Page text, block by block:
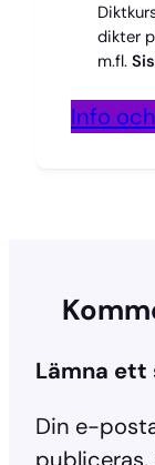
dikter
m.fl.
Info
Lämna ett
Din e-